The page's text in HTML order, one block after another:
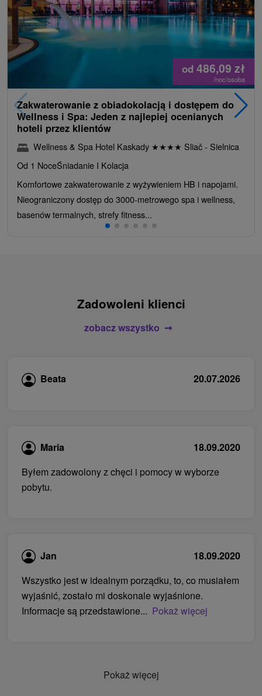
od 486,09 zł
/noc/osoba
Zakwaterowanie z obiadokolacją i dostępem do
Wellness i Spa: Jeden z najlepiej ocenianych
hoteli przez klientów
Wellness & Spa Hotel Kaskady ★★★★ Sliač - Sielnica
Od 1 NoceŚniadanie I Kolacja
Komfortowe zakwaterowanie z wyżywieniem HB i napojami.
Nieograniczony dostęp do 3000-metrowego spa i wellness,
basenów termalnych, strefy fitness...
Zadowoleni klienci
zobacz wszystko
Beata 20.07.2026
Maria
18.09.2020
Byłem zadowolony z chęci i pomocy w wyborze
pobytu.
Jan
18.09.2020
Wszystko jest w idealnym porządku, to, co musiałem
wyjaśnić, zostało mi doskonale wyjaśnione.
Informacje są przedstawione... Pokaż więcej
Pokaż więcej